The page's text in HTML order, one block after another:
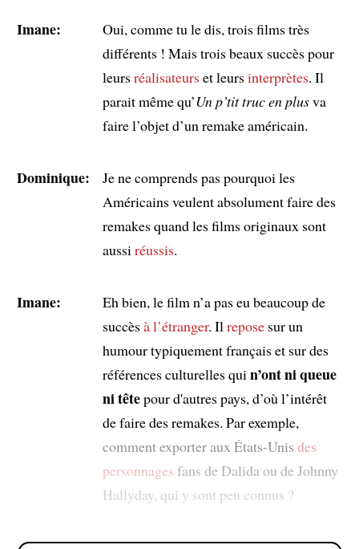
Imane:
Oui, comme tu le dis, trois films très
différents ! Mais trois beaux succès pour
leursréalisateurset leursinterprètes. Il
parait même qu’Un p’tit truc en plusva
faire l’objet d’un remake américain.
Dominique:
Je ne comprends pas pourquoi les
Américains veulent absolument faire des
remakes quand les films originaux sont
aussi réussis.
Imane:
Eh bien, le film n’a pas eu beaucoup de
succèsà l’étranger. Il reposesur un
humour typiquement français et sur des
références culturelles qui n’ont ni queue
ni têtepour d'autres pays, d’où l’intérêt
de faire des remakes. Par exemple,
comment exporter aux États-Unis des
personnages fans de Dalida ou de Johnny
Hallyday, qui y sont peu connus ?